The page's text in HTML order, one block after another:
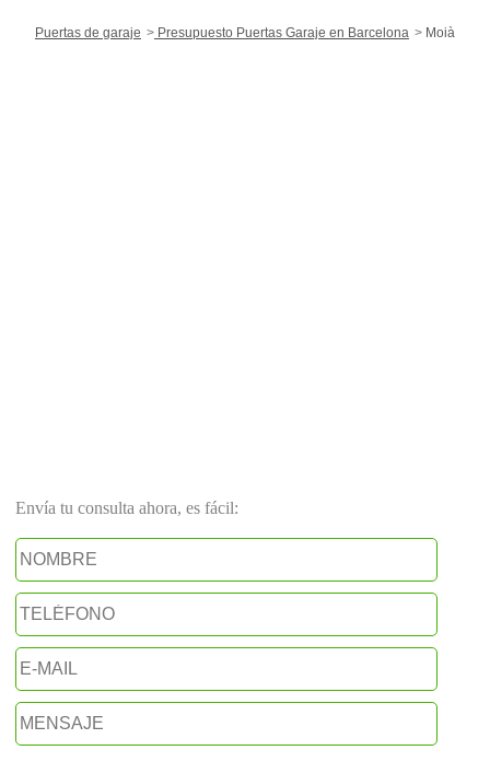
Puertas de garaje Presupuesto Puertas Garaje en Barcelona Moià
Envía tu consulta ahora, es fácil: